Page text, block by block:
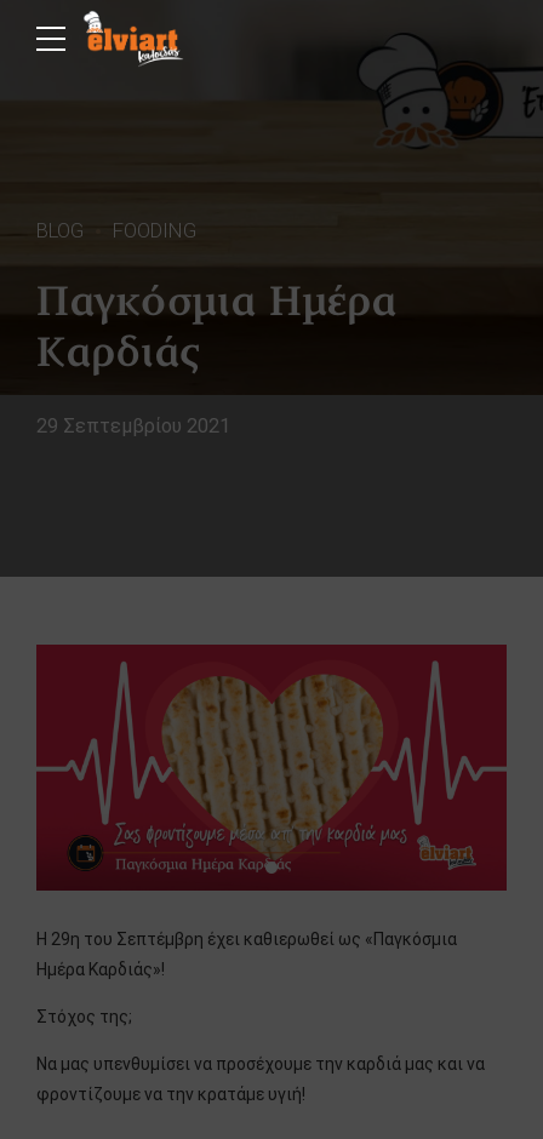
BLOG FOODING
Παγκόσμια Ημέρα
Καρδιάς
29 Σεπτεμβρίου 2021
Η 29η του Σεπτέμβρη έχει καθιερωθεί ως «Παγκόσμια
Ημέρα Καρδιάς»!
Στόχος της;
Να μας υπενθυμίσει να προσέχουμε την καρδιά μας και να
φροντίζουμε να την κρατάμε υγιή!